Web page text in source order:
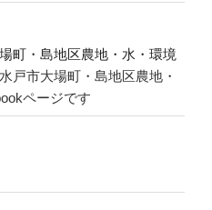
町・島地区農地・水・環境
水戸市大場町・島地区農地・
ページです